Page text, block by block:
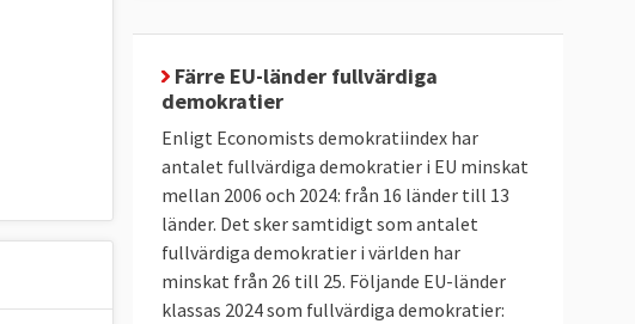
Färre EU-länder fullvärdiga
demokratier
Enligt Economists demokratiindex har
antalet fullvärdiga demokratier i EU minskat
mellan 2006 och 2024: från 16 länder till 13
länder. Det sker samtidigt som antalet
fullvärdiga demokratier i världen har
minskat från 26 till 25. Följande EU-länder
klassas 2024 som fullvärdiga demokratier: